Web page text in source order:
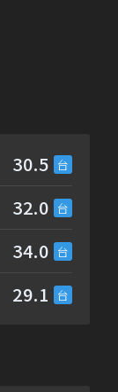
30.5
32.0
34.0
29.1